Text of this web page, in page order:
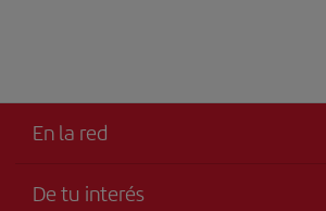
En la red
De tu interés